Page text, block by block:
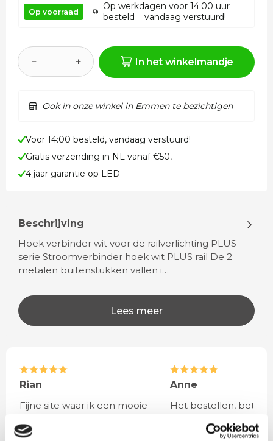
Op voorraad
Op werkdagen voor 14:00 uur
besteld = vandaag verstuurd!
− + In het winkelmandje
Ook in onze winkel in Emmen te bezichtigen
Voor 14:00 besteld, vandaag verstuurd!
Gratis verzending in NL vanaf €50,-
4 jaar garantie op LED
Beschrijving
Hoek verbinder wit voor de railverlichting PLUS-
serie Stroomverbinder hoek wit PLUS rail De 2
metalen buitenstukken vallen i…
Lees meer
Rian
Fijne site waar ik een mooie
besteld. De volgende dag
Anne
Het bestellen,
leveren verliep vlot en
volledig naar wens.